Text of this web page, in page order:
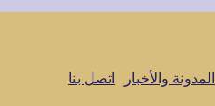
المدونة والأخبار اتصل بنا